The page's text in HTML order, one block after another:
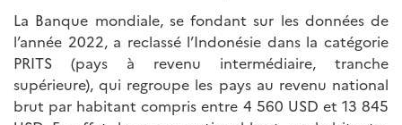
La Banque mondiale, se fondant sur les données de
l’année 2022, a reclassé l’Indonésie dans la catégorie
PRITS (pays à revenu intermédiaire, tranche
supérieure), qui regroupe les pays au revenu national
brut par habitant compris entre 4 560 USD et 13 845